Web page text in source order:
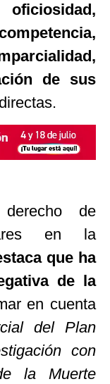
oficiosidad,
de sus
de
en la
que ha
de la
en cuenta
del Plan
con
la Muerte